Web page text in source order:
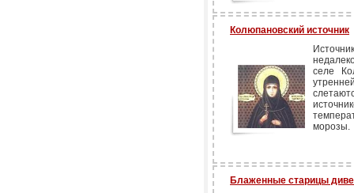
Колюпановский источник
селе
морозы.
Блаженные старицы